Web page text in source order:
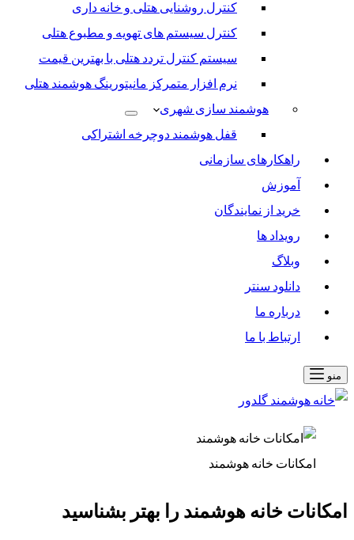
کنترل روشنایی هتلی و خانه داری
کنترل سیستم های تهویه و مطبوع هتلی
سیستم کنترل تردد هتلی با بهترین قیمت
نرم افزار متمرکز مانیتورینگ هوشمند هتلی
هوشمند سازی شهری
قفل هوشمند دوچرخه اشتراکی
راهکارهای سازمانی
آموزش
خرید از نمایندگان
رویداد ها
وبلاگ
دانلود سنتر
درباره ما
ارتباط با ما
منو
امکانات خانه هوشمند
امکانات خانه هوشمند را بهتر بشناسید